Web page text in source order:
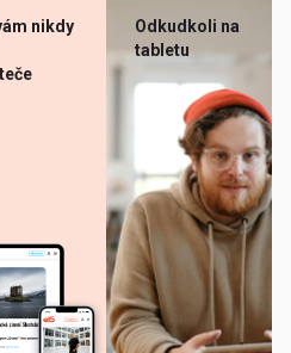
nikdy
Odkudkoli na
tabletu